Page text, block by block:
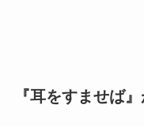
『耳をすませば